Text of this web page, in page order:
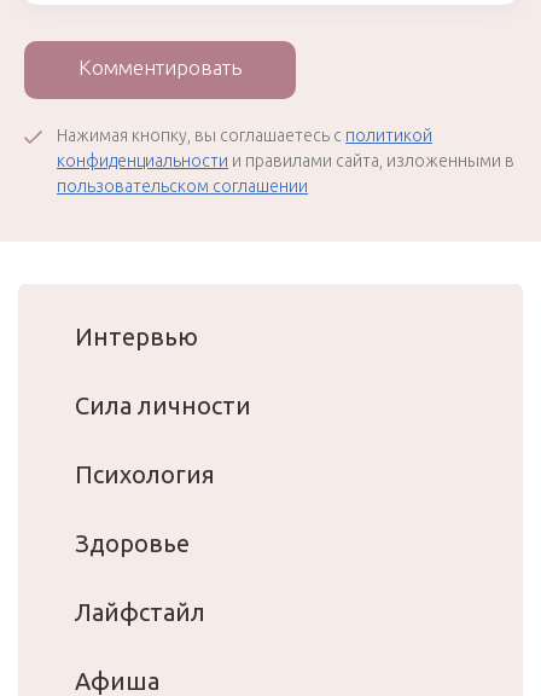
Комментировать
Нажимая кнопку, вы соглашаетесь с политикой
конфиденциальности и правилами сайта, изложенными в
пользовательском соглашении
Интервью
Сила личности
Психология
Здоровье
Лайфстайл
Афиша